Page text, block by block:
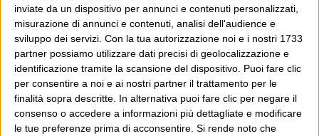
inviate da un dispositivo per annunci e contenuti personalizzati,
misurazione di annunci e contenuti, analisi dell'audience e
sviluppo dei servizi. Con la tua autorizzazione noi e i nostri 1733
partner possiamo utilizzare dati precisi di geolocalizzazione e
identificazione tramite la scansione del dispositivo. Puoi fare clic
per consentire a noi e ai nostri partner il trattamento per le
finalità sopra descritte. In alternativa puoi fare clic per negare il
consenso o accedere a informazioni più dettagliate e modificare
le tue preferenze prima di acconsentire. Si rende noto che
POST PRECEDENTE
Il peggior cd del mondo
POST SUCCESSIVO
Non se ne salva uno